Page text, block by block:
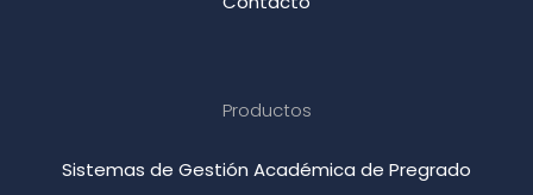
Productos
Sistemas de Gestión Académica de Pregrado